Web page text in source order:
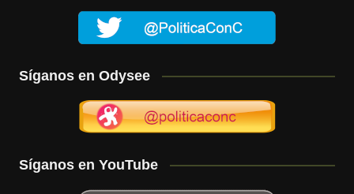
Síganos en Odysee
Síganos en YouTube